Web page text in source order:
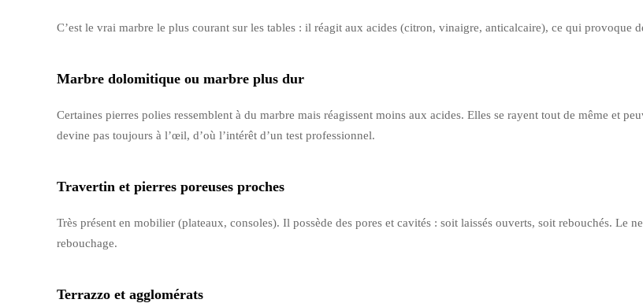
C’est le vrai marbre le plus courant sur les tables : il réagit aux acides (citron, vinaigre, anticalcaire), ce qui provoque
Marbre dolomitique ou marbre plus dur
Certaines pierres polies ressemblent à du marbre mais réagissent moins aux acides. Elles se rayent tout de même et
devine pas toujours à l’œil, d’où l’intérêt d’un test professionnel.
Travertin et pierres poreuses proches
Très présent en mobilier (plateaux, consoles). Il possède des pores et cavités : soit laissés ouverts, soit rebouchés. Le
rebouchage.
Terrazzo et agglomérats